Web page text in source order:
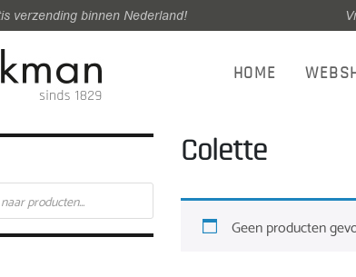
verzending binnen Nederland!
HOME
Colette
Geen producten